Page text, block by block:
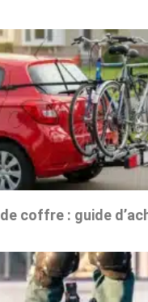
coffre : guide